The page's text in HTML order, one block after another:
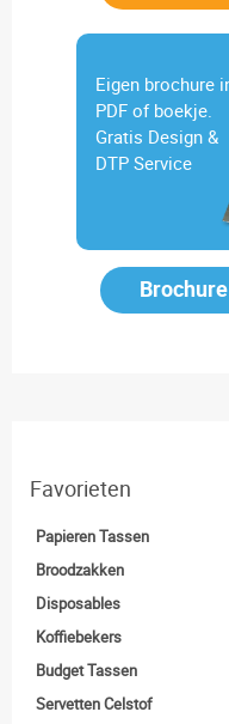
Eigen brochure
PDF of boekje.
Gratis Design &
DTP Service
Favorieten
Papieren Tassen
Broodzakken
Disposables
Koffiebekers
Budget Tassen
Servetten Celstof